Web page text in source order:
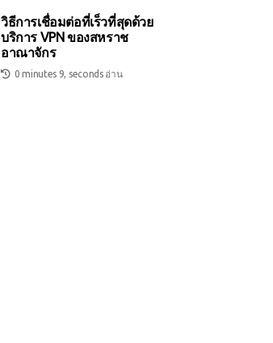
วิธีการเชื่อมต่อที่เร็วที่สุดด้วย
บริการ VPN ของสหราช
อาณาจักร
0 minutes 9, seconds อ่าน